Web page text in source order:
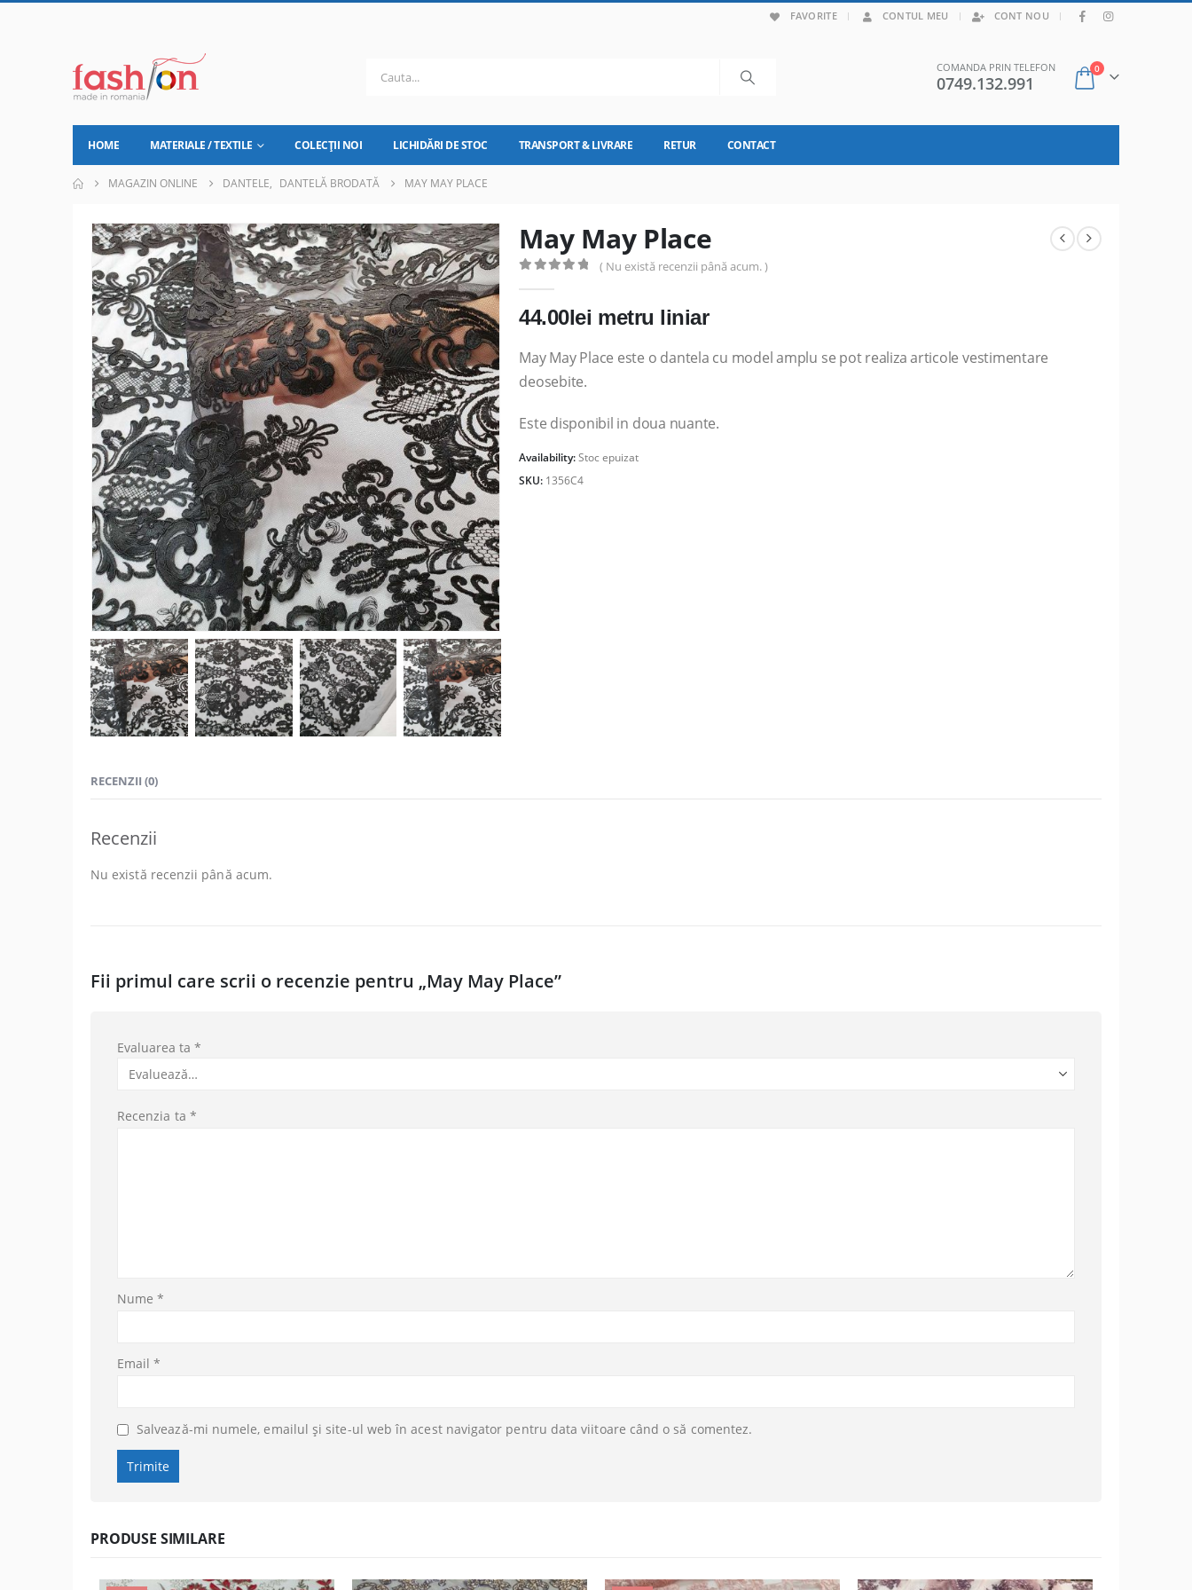
FAVORITE CONTUL MEU CONT NOU |
COMANDA PRIN TELEFON
0749.132.991
0
HOME MATERIALE / TEXTILE COLECȚII NOI LICHIDĂRI DE STOC TRANSPORT & LIVRARE RETUR CONTACT
MAGAZIN ONLINE DANTELE, DANTELĂ BRODATĂ MAY MAY PLACE
May May Place
( Nu există recenzii până acum. )
44.00lei metru liniar
May May Place este o dantela cu model amplu se pot realiza articole vestimentare
deosebite.
Este disponibil in doua nuante.
Availability:Stoc epuizat
SKU: 1356C4
RECENZII (0)
Recenzii
Nu există recenzii până acum.
Fii primul care scrii o recenzie pentru „May May Place”
Evaluarea ta *
Recenzia ta *
Nume*
Email*
Salvează-mi numele, emailul și site-ul web în acest navigator pentru data viitoare când o să comentez.
PRODUSE SIMILARE